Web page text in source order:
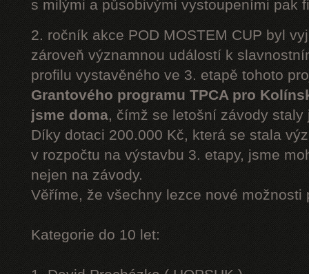
s milými a působivými vystoupeními pak
2. ročník akce POD MOSTEM CUP byl
zároveň významnou událostí k
profilu vystavěného ve 3. etapě tohoto
Grantového programu TPCA pro
jsme doma, čímž se letošní závody
Díky dotaci 200.000 Kč, která se stala
v rozpočtu na výstavbu 3. etapy, jsme
nejen na závody.
Věříme, že všechny lezce nové možnosti
Kategorie do 10 let: